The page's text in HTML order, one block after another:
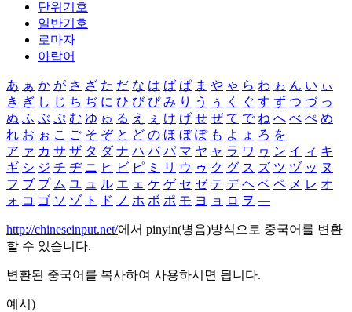
단위기호
일반기호
로마자
아랍어
あ ぁ か が さ ざ た だ な は ば ぱ ま や ゃ ら わ ゎ ん い ぃ
き ぎ し じ ち ぢ に ひ び ぴ み り う ぅ く ぐ す ず つ づ っ
ぬ ふ ぶ ぷ む ゆ ゅ る え ぇ け げ せ ぜ て で ね へ べ ぺ め
れ お ぉ こ ご そ ぞ と ど の ほ ぼ ぽ も よ ょ ろ を
ア ァ カ サ ザ タ ダ ナ ハ バ パ マ ヤ ャ ラ ワ ヮ ン イ ィ キ
ギ シ ジ チ ヂ ニ ヒ ビ ピ ミ リ ウ ゥ ク グ ス ズ ツ ヅ ッ ヌ
フ ブ プ ム ユ ュ ル エ ェ ケ ゲ セ ゼ テ デ ヘ ベ ペ メ レ オ
ォ コ ゴ ソ ゾ ト ド ノ ホ ボ ポ モ ヨ ョ ロ ヲ ―
http://chineseinput.net/에서 pinyin(병음)방식으로 중국어를 변환
할 수 있습니다.
변환된 중국어를 복사하여 사용하시면 됩니다.
예시)